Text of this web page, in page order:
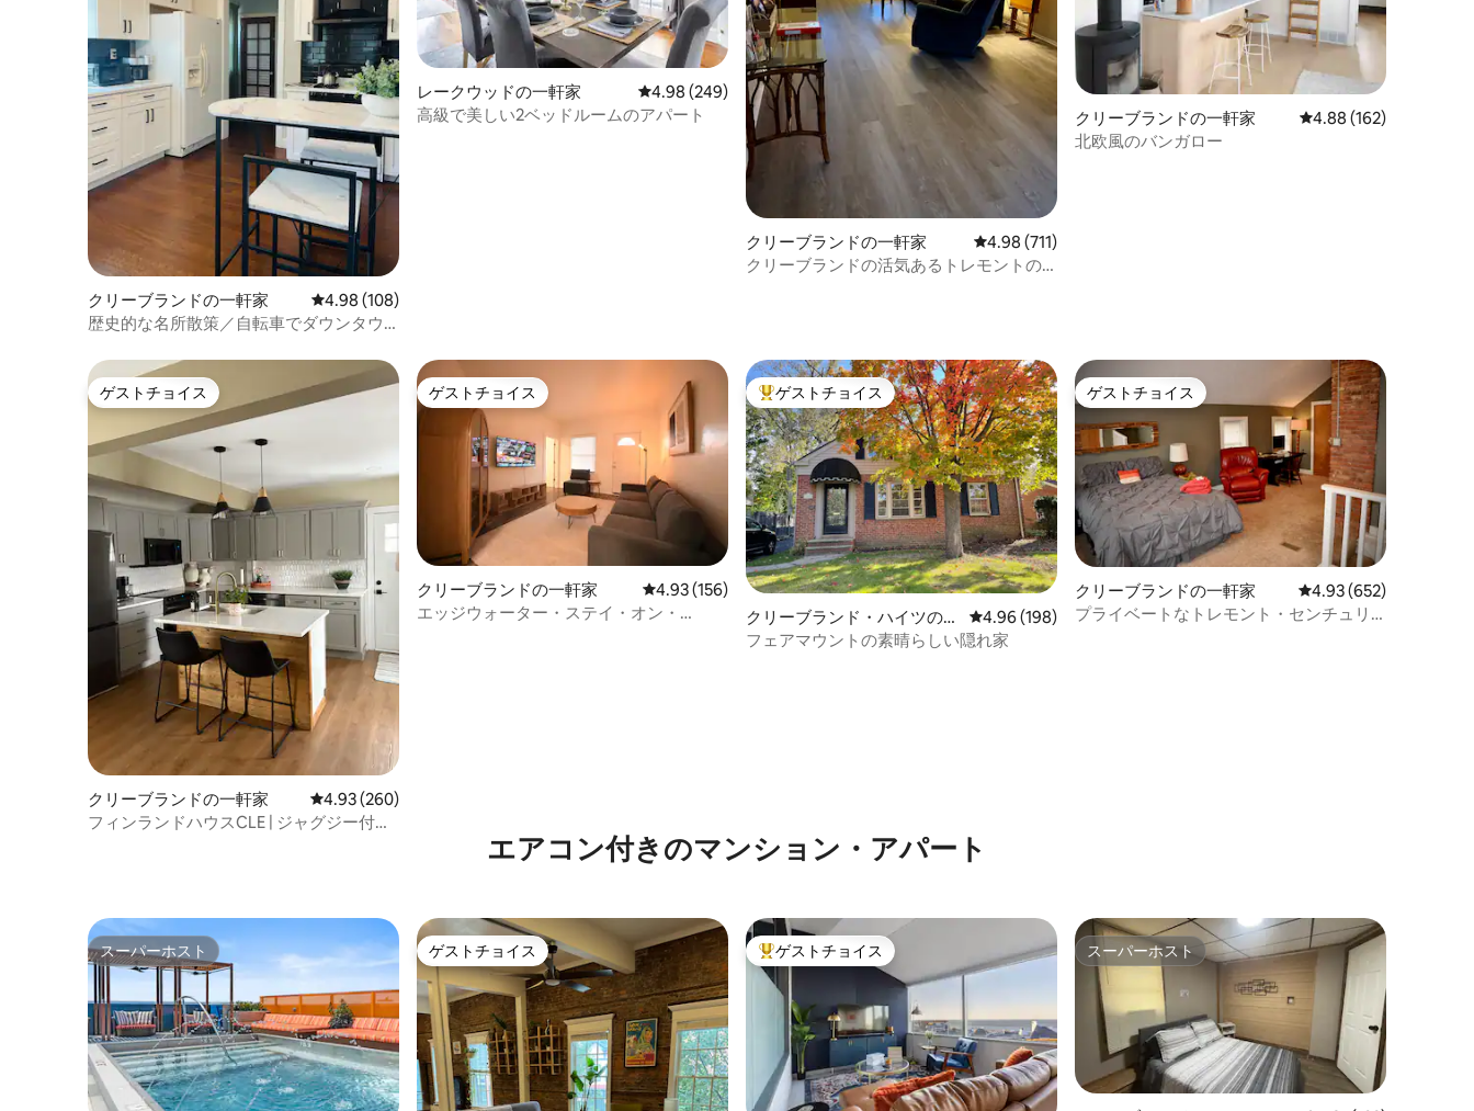
クリーブランドの一軒家 レビュー108件、5つ星中4.98つ星の平均評価
4.98 (108)
歴史的な名所散策／自転車でダウンタウ
ズベッド2台
レークウッドの一軒家 レビュー249件、5つ星中4.98つ星の平均評価
4.98 (249)
高級で美しい2ベッドルームのアパート
クリーブランドの一軒家 レビュー711件、5つ星中4.98つ星の平均評価
4.98 (711)
クリーブランドの活気あるトレモントの
クリーブランドの一軒家 レビュー162件、5つ
4.88 (162)
北欧風のバンガロー
ゲストチョイス
ゲストチョイス
クリーブランドの一軒家 レビュー260件、5つ星中4.93つ星の平均評価
4.93 (260)
フィンランドハウスCLE | ジャグジー付き
ゲストチョイス
ゲストチョイス
クリーブランドの一軒家 レビュー156件、5つ星中4.93つ星の平均評価
4.93 (156)
エッジウォーター・ステイ・オン・
大好評のゲストチョイスです。
ゲストチョイス
クリーブランド・ハイツの一
軒家
レビュー198件、5つ星中4.96つ星の平均評価
4.96 (198)
フェアマウントの素晴らしい隠れ家
ゲストチョイス
ゲストチョイス
クリーブランドの一軒家 レビュー652件、5つ
4.93 (652)
プライベートなトレモント・センチュリ
エアコン付きのマンション・アパート
スーパーホスト
スーパーホスト ゲストチョイス
ゲストチョイス 大好評のゲストチョイスです。
ゲストチョイス スーパーホスト
スーパーホスト